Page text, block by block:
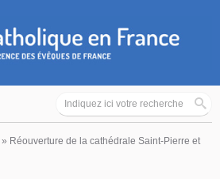
» Réouverture de la cathédrale Saint-Pierre et